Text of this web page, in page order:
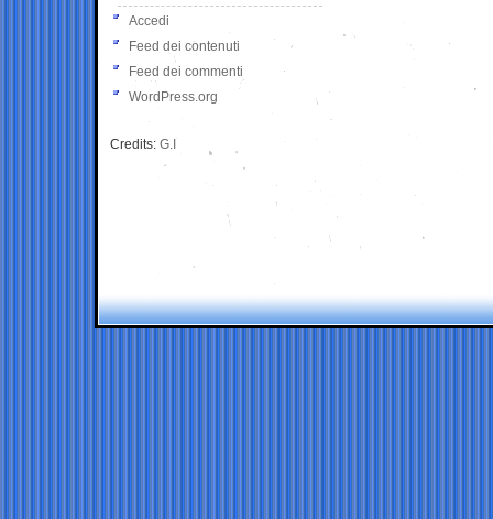
Accedi
Feed dei contenuti
Feed dei commenti
WordPress.org
Credits: G.I